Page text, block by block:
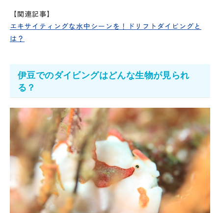
【関連記事】
エキサイティングな水中シーンを！ドリフトダイビングと
は？
伊豆でのダイビングはどんな生物が見られ
る？